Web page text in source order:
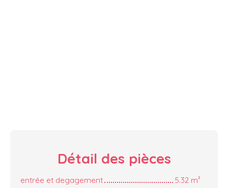
Détail des pièces
entrée et degagement
5.32 m²